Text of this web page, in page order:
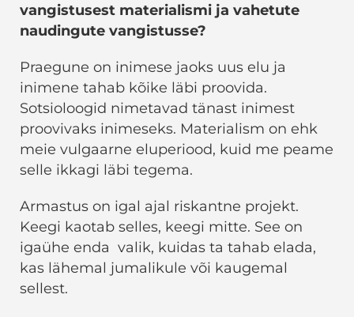
vangistusest materialismi ja vahetute
naudingute vangistusse?
Praegune on inimese jaoks uus elu ja
inimene tahab kõike läbi proovida.
Sotsioloogid nimetavad tänast inimest
proovivaks inimeseks. Materialism on ehk
meie vulgaarne eluperiood, kuid me peame
selle ikkagi läbi tegema.
Armastus on igal ajal riskantne projekt.
Keegi kaotab selles, keegi mitte. See on
igaühe enda valik, kuidas ta tahab elada,
kas lähemal jumalikule või kaugemal
sellest.